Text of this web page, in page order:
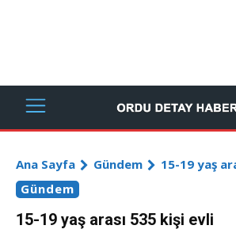
Ana Sayfa Gündem
15-19 yaş
Gündem
15-19 yaş arası 535 kişi evli